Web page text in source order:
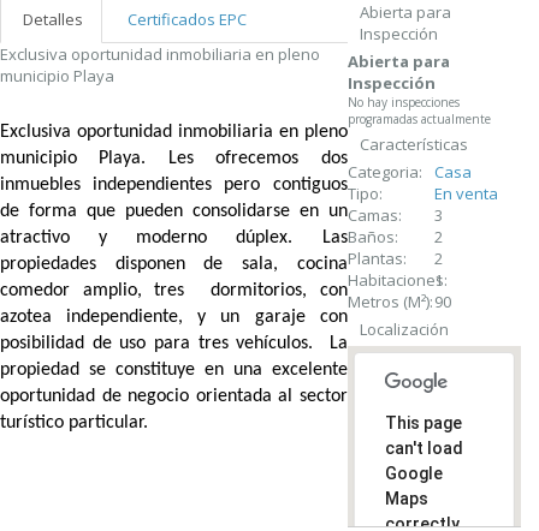
Detalles
Certificados EPC
Exclusiva oportunidad inmobiliaria en pleno
municipio Playa
Exclusiva oportunidad inmobiliaria en pleno
municipio Playa. Les ofrecemos dos
inmuebles independientes pero contiguos
de forma que pueden consolidarse en un
atractivo y moderno dúplex. Las
propiedades disponen de sala, cocina
comedor amplio, tres
dormitorios, con
azotea independiente, y un garaje con
posibilidad de uso para tres vehículos.
La
propiedad se constituye en una excelente
oportunidad de negocio orientada al sector
turístico particular.
Abierta para
Inspección
Abierta para
Inspección
No hay inspecciones
programadas actualmente
Características
Categoria:
Casa
Tipo:
En venta
Camas:
3
Baños:
2
Plantas:
2
Habitaciones:
1
Metros (M²):90
Localización
This page
can't load
Google
Maps
correctly.